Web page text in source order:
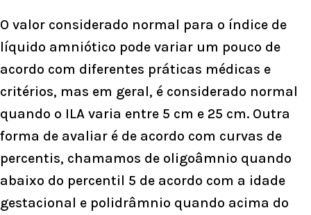
O valor considerado normal para o índice de
líquido amniótico pode variar um pouco de
acordo com diferentes práticas médicas e
critérios, mas em geral, é considerado normal
quando o ILA varia entre 5 cm e 25 cm. Outra
forma de avaliar é de acordo com curvas de
percentis, chamamos de oligoâmnio quando
abaixo do percentil 5 de acordo com a idade
gestacional e polidrâmnio quando acima do